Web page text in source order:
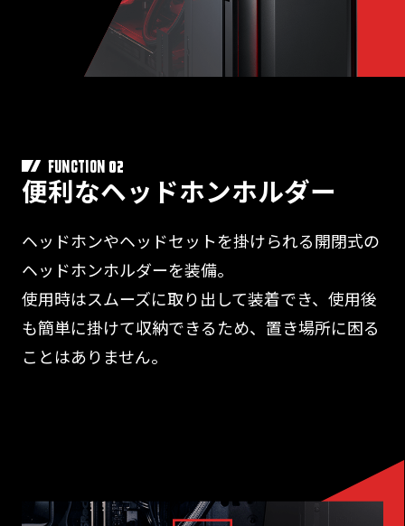
FUNCTION 02
便利なヘッドホンホルダー
ヘッドホンやヘッドセットを掛けられる開閉式の
ヘッドホンホルダーを装備。
使用時はスムーズに取り出して装着でき、使用後
も簡単に掛けて収納できるため、置き場所に困る
ことはありません。